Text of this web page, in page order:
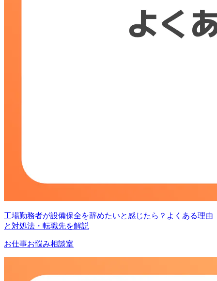
工場勤務者が設備保全を辞めたいと感じたら？よくある理由
と対処法・転職先を解説
お仕事お悩み相談室